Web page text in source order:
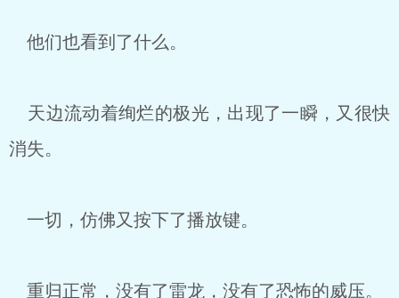
他们也看到了什么。
天边流动着绚烂的极光，出现了一瞬，又很快
消失。
一切，仿佛又按下了播放键。
重归正常，没有了雷龙，没有了恐怖的威压。